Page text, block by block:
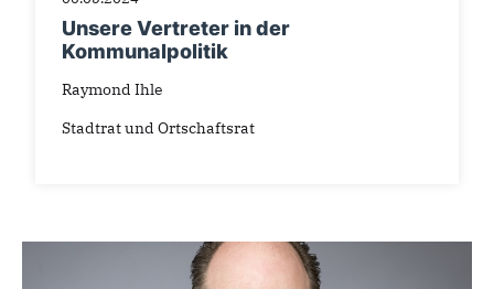
Unsere Vertreter in der
Kommunalpolitik
Raymond Ihle
Stadtrat und Ortschaftsrat